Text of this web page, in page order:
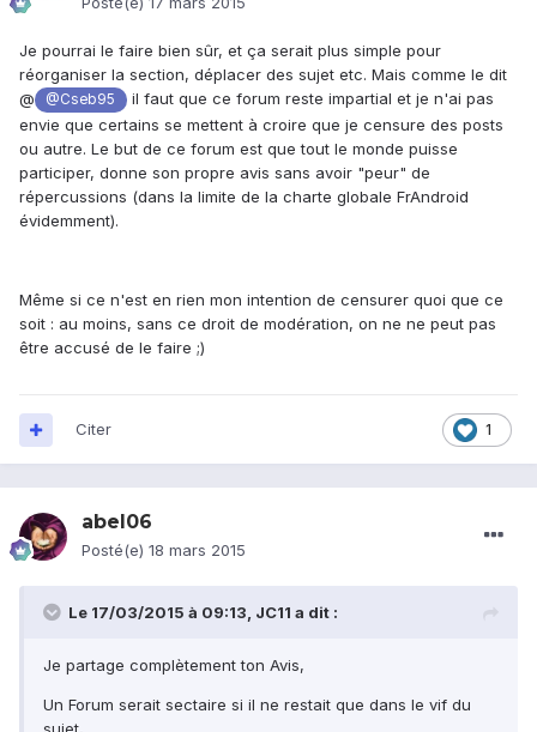
Je pourrai le faire bien sûr, et ça serait plus simple pour
réorganiser la section, déplacer des sujet etc. Mais comme le dit
@
@Cseb95
il faut que ce forum reste impartial et je n'ai pas
envie que certains se mettent à croire que je censure des posts
ou autre. Le but de ce forum est que tout le monde puisse
participer, donne son propre avis sans avoir "peur" de
répercussions (dans la limite de la charte globale FrAndroid
évidemment).
Même si ce n'est en rien mon intention de censurer quoi que ce
soit : au moins, sans ce droit de modération, on ne ne peut pas
être accusé de le faire ;)
1
Citer
abel06
Posté(e) 18 mars 2015
Le 17/03/2015 à 09:13, JC11 a dit :
Je partage complètement ton Avis,
Un Forum serait sectaire si il ne restait que dans le vif du